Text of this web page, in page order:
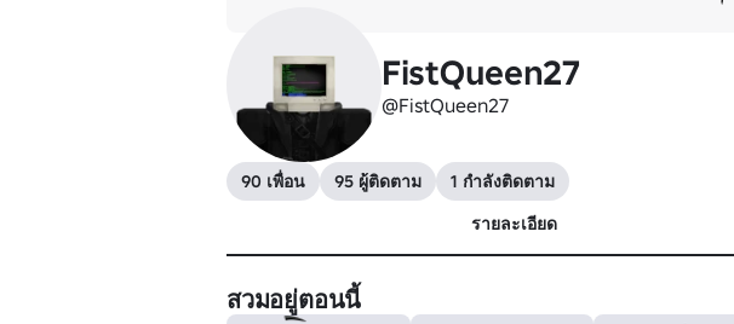
FistQueen27
@FistQueen27
90 เพื่อน 95 ผู้ติดตาม
1 กำลังติดตาม
รายละเอียด
สวมอยู่ตอนนี้